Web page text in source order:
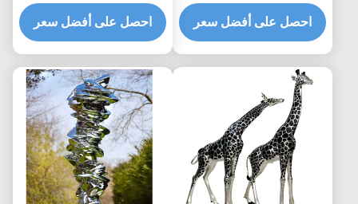
احصل على أفضل سعر احصل على أفضل سعر